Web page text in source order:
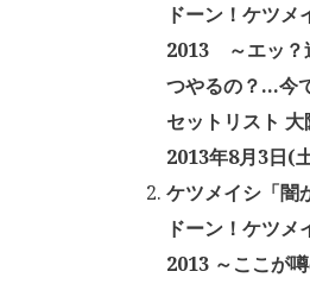
ドーン！ケツメ
2013 ～エッ？
つやるの？…今
セットリスト
2013年8月3日(
ケツメイシ「闇
ドーン！ケツメ
2013 ～ここが